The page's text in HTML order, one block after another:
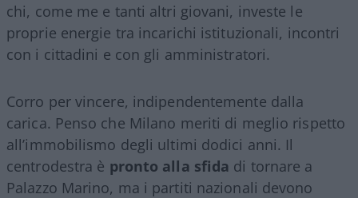
chi, come me e tanti altri giovani, investe le
proprie energie tra incarichi istituzionali, incontri
con i cittadini e con gli amministratori.
Corro per vincere, indipendentemente dalla
carica. Penso che Milano meriti di meglio rispetto
all’immobilismo degli ultimi dodici anni. Il
centrodestra è pronto alla sfida di tornare a
Palazzo Marino, ma i partiti nazionali devono